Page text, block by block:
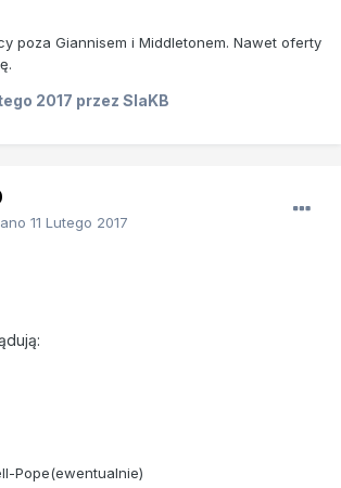
poza Giannisem i Middletonem. Nawet oferty
2017 przez SlaKB
11 Lutego 2017
Pope(ewentualnie)